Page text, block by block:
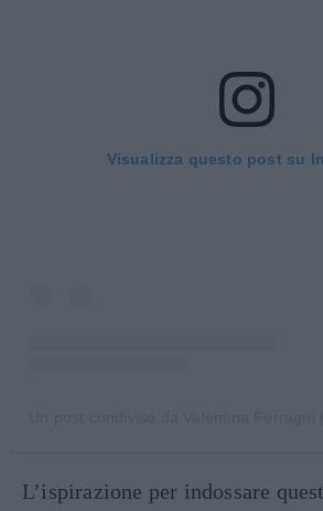
Visualizza questo post su
L’ispirazione per indossare